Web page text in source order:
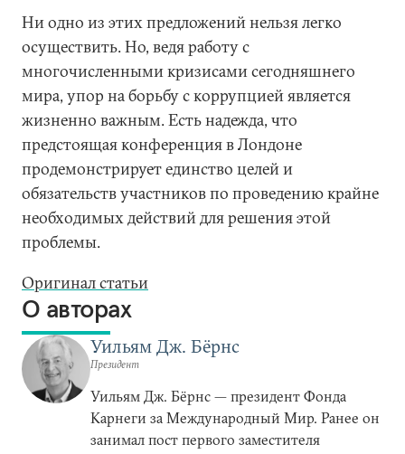
Ни одно из этих предложений нельзя легко
осуществить. Но, ведя работу с
многочисленными кризисами сегодняшнего
мира, упор на борьбу с коррупцией является
жизненно важным. Есть надежда, что
предстоящая конференция в Лондоне
продемонстрирует единство целей и
обязательств участников по проведению крайне
необходимых действий для решения этой
проблемы.
Оригинал статьи
О авторах
Уильям Дж. Бёрнс
Президент
Уильям Дж. Бёрнс — президент Фонда
Карнеги за Международный Мир. Ранее он
занимал пост первого заместителя